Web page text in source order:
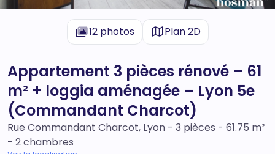
12 photos Plan 2D
Appartement 3 pièces rénové – 61
m² + loggia aménagée – Lyon 5e
(Commandant Charcot)
Rue Commandant Charcot, Lyon - 3 pièces - 61.75 m²
- 2 chambres